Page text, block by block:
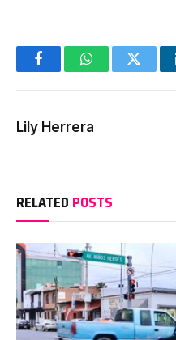
FacebookWhatsAppTwitter
Lily Herrera
RELATED POSTS